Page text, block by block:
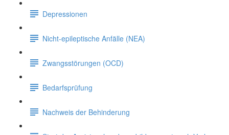
Depressionen
Nicht-epileptische Anfälle (NEA)
Zwangsstörungen (OCD)
Bedarfsprüfung
Nachweis der Behinderung